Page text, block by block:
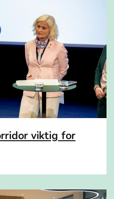
viktig for